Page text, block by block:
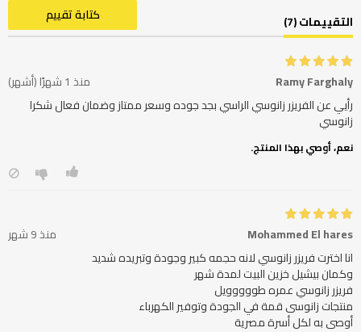
التقييمات (7) كتابة تقييم
Ramy Farghaly
منذ 1 شهرًا (أشهر)
رأيي عن الفريزر زانوسي الراسي بجد جوده وسعر ممتاز وضمان فعال شكرا
زانوسي
نعم، أوصي بهذا المنتج.
Mohammed El hares
منذ 9 شهر
أوصى به لكل أسرة مصرية